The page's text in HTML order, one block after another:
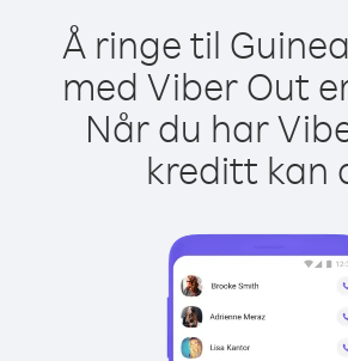
Å ringe til
med Viber Out
Når du har
kreditt kan